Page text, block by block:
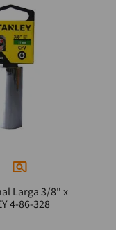
Larga 3/8" x
4-86-328